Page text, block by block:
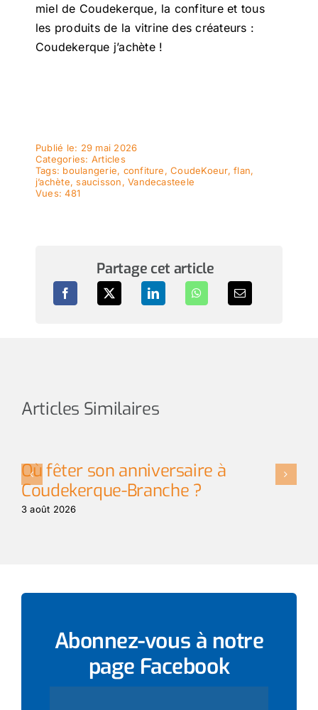
miel de Coudekerque, la confiture et tous
les produits de la vitrine des créateurs :
Coudekerque j’achète !
Publié le: 29 mai 2026
Categories: Articles
Tags: boulangerie, confiture,CoudeKoeur,flan,
j’achète,saucisson,Vandecasteele
Vues: 481
Partage cet article
Articles Similaires
Où fêter son anniversaire à
Coudekerque-Branche ?
3 août 2026
Abonnez-vous à notre
page Facebook